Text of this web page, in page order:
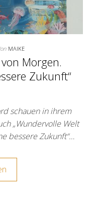
MAIKE
Morgen.
Zukunft“
schauen in ihrem
„Wundervolle Welt
bessere Zukunft“…